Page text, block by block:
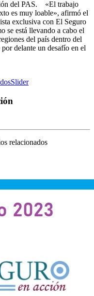
del PAS. «El trabajo
es muy loable», afirmó el
exclusiva con El Seguro
se está llevando a cabo el
del país dentro del
delante un desafío en el
Slider
relacionados